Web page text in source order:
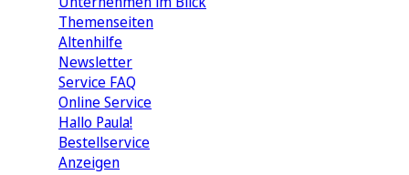
Themenseiten
Altenhilfe
Newsletter
Service FAQ
Online Service
Hallo Paula!
Bestellservice
Anzeigen